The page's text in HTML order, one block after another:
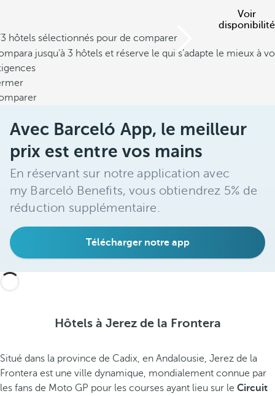
Voir
disponibilité
hôtels sélectionnés pour de comparer
jusqu’à 3 hôtels et réserve le qui s’adapte le mieux à
Avec Barceló App, le meilleur
prix est entre vos mains
En réservant sur notre application avec
my Barceló Benefits, vous obtiendrez 5% de
réduction supplémentaire.
Télécharger notre app
Hôtels à Jerez de la Frontera
Situé dans la province de Cadix, en Andalousie, Jerez de la
Frontera est une ville dynamique, mondialement connue par
les fans de Moto GP pour les courses ayant lieu sur le Circuit